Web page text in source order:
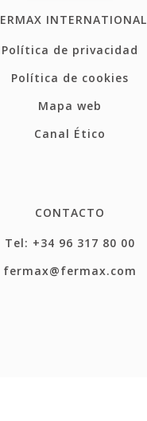
INTERNATIONAL
Política de privacidad
Política de cookies
Mapa web
Canal Ético
CONTACTO
Tel: +34 96 317 80 00
fermax@fermax.com